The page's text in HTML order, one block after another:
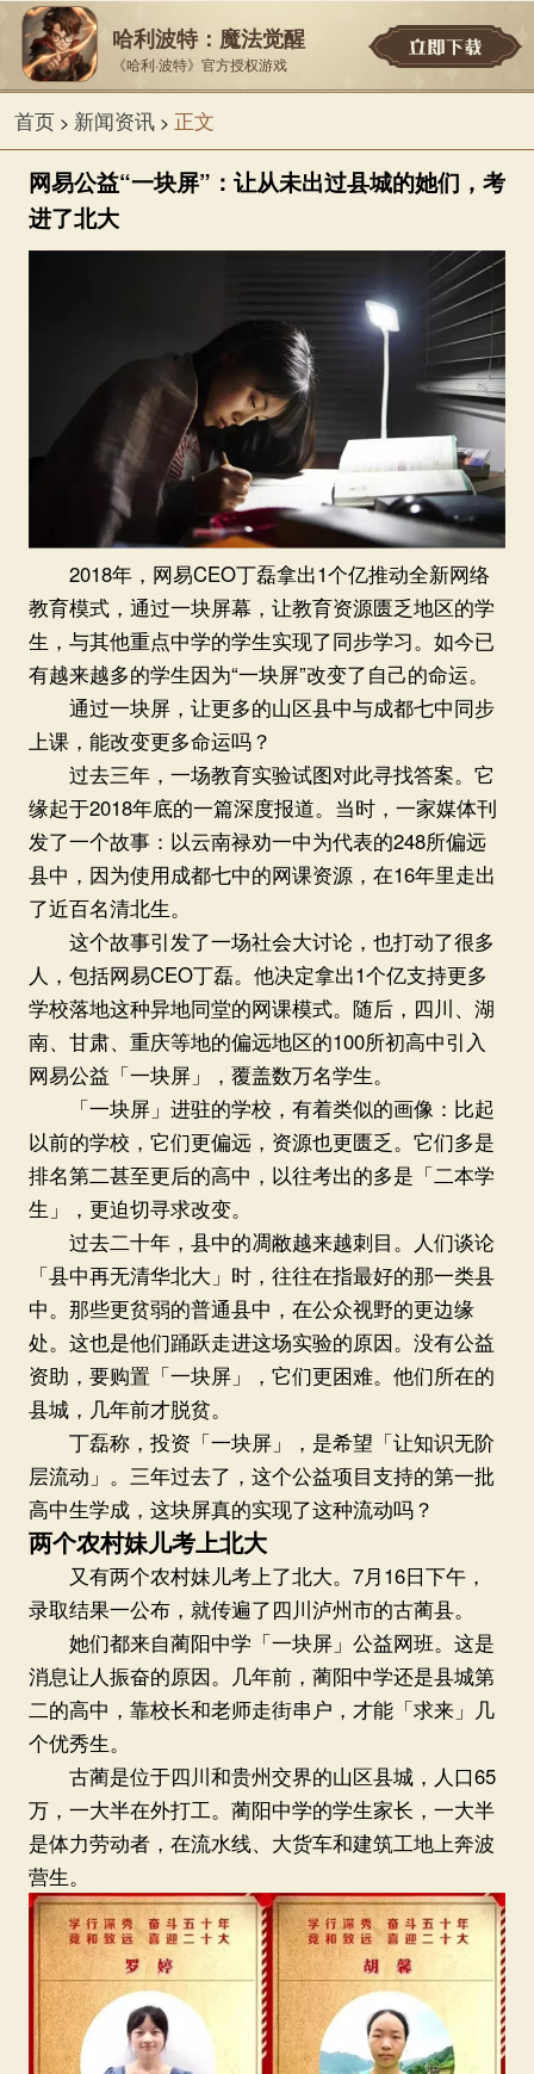
哈利波特：魔法觉醒
《哈利·波特》官方授权游戏
首页 > 新闻资讯 > 正文
网易公益“一块屏”：让从未出过县城的她们，考
进了北大
2018年，网易CEO丁磊拿出1个亿推动全新网络
教育模式，通过一块屏幕，让教育资源匮乏地区的学
生，与其他重点中学的学生实现了同步学习。如今已
有越来越多的学生因为“一块屏”改变了自己的命运。
通过一块屏，让更多的山区县中与成都七中同步
上课，能改变更多命运吗？
过去三年，一场教育实验试图对此寻找答案。它
缘起于2018年底的一篇深度报道。当时，一家媒体刊
发了一个故事：以云南禄劝一中为代表的248所偏远
县中，因为使用成都七中的网课资源，在16年里走出
了近百名清北生。
这个故事引发了一场社会大讨论，也打动了很多
人，包括网易CEO丁磊。他决定拿出1个亿支持更多
学校落地这种异地同堂的网课模式。随后，四川、湖
南、甘肃、重庆等地的偏远地区的100所初高中引入
网易公益「一块屏」，覆盖数万名学生。
「一块屏」进驻的学校，有着类似的画像：比起
以前的学校，它们更偏远，资源也更匮乏。它们多是
排名第二甚至更后的高中，以往考出的多是「二本学
生」，更迫切寻求改变。
过去二十年，县中的凋敝越来越刺目。人们谈论
「县中再无清华北大」时，往往在指最好的那一类县
中。那些更贫弱的普通县中，在公众视野的更边缘
处。这也是他们踊跃走进这场实验的原因。没有公益
资助，要购置「一块屏」，它们更困难。他们所在的
县城，几年前才脱贫。
丁磊称，投资「一块屏」，是希望「让知识无阶
层流动」。三年过去了，这个公益项目支持的第一批
高中生学成，这块屏真的实现了这种流动吗？
两个农村妹儿考上北大
又有两个农村妹儿考上了北大。7月16日下午，
录取结果一公布，就传遍了四川泸州市的古蔺县。
她们都来自蔺阳中学「一块屏」公益网班。这是
消息让人振奋的原因。几年前，蔺阳中学还是县城第
二的高中，靠校长和老师走街串户，才能「求来」几
个优秀生。
古蔺是位于四川和贵州交界的山区县城，人口65
万，一大半在外打工。蔺阳中学的学生家长，一大半
是体力劳动者，在流水线、大货车和建筑工地上奔波
营生。